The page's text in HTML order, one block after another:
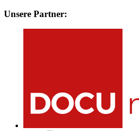
Unsere Partner: